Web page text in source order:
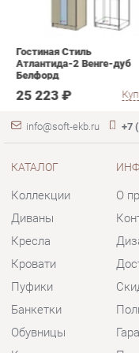
info@soft-ekb.ru +7
КАТАЛОГ
Коллекции
Кресла
Банкетки
Обувницы
Комплектующие
О
КОНТАКТЫ
Шоурум и склад
Адрес: г. Екатеринбург,